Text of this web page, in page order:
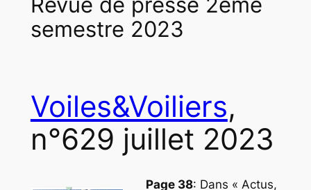
semestre 2023
Voiles&Voiliers,
n°629 juillet 2023
Page 38: Dans « Actus,